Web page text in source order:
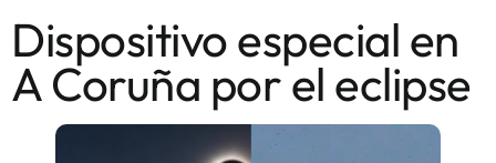
Dispositivo especial en
A Coruña por el eclipse